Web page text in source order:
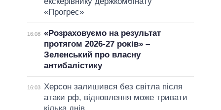
«Прогрес»
16:08 «Розраховуємо на результат
протягом 2026-27 років» –
Зеленський про власну
антибалістику
16:03 Херсон залишився без світла після
атаки рф, відновлення може тривати